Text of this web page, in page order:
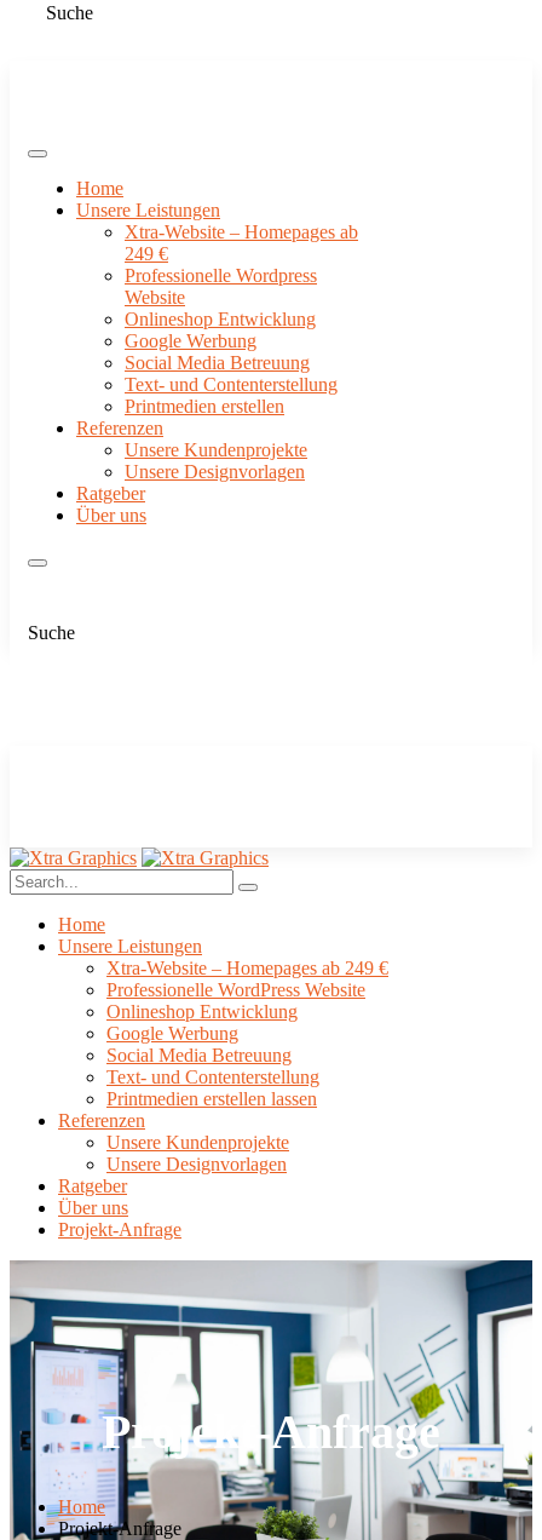
Suche
Home
Unsere Leistungen
Xtra-Website – Homepages ab
249 €
Professionelle Wordpress
Website
Onlineshop Entwicklung
Google Werbung
Social Media Betreuung
Text- und Contenterstellung
Printmedien erstellen
Referenzen
Unsere Kundenprojekte
Unsere Designvorlagen
Ratgeber
Über uns
Suche
Home
Unsere Leistungen
Xtra-Website – Homepages ab 249 €
Professionelle WordPress Website
Onlineshop Entwicklung
Google Werbung
Social Media Betreuung
Text- und Contenterstellung
Printmedien erstellen lassen
Referenzen
Unsere Kundenprojekte
Unsere Designvorlagen
Ratgeber
Über uns
Projekt-Anfrage
Projekt-Anfrage
Home
Projekt-Anfrage